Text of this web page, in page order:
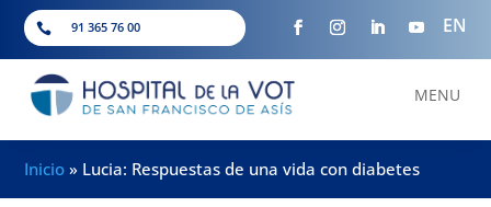
 91 365 76 00 EN
MENU
Inicio » Lucia: Respuestas de una vida con diabetes